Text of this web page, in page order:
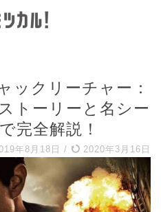
ックリーチャー：
トーリーと名シー
完全解説！
年8月18日 / 2020年3月16日